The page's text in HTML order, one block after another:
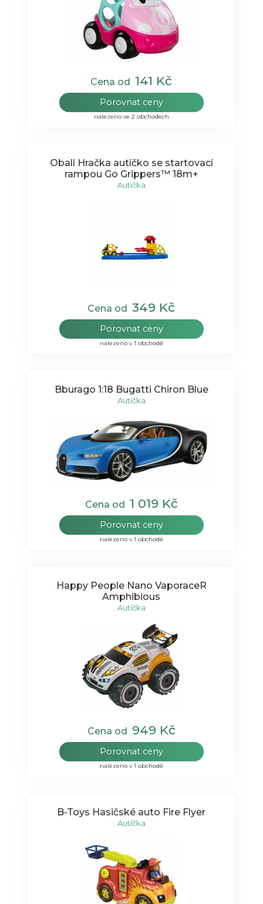
Cena od141 Kč
Porovnat ceny
nalezeno ve 2 obchodech
Oball Hračka autíčko se startovací
rampou Go Grippers™ 18m+
Autíčka
Cena od349 Kč
Porovnat ceny
nalezeno v 1 obchodě
Bburago 1:18 Bugatti Chiron Blue
Autíčka
Cena od 1 019 Kč
Porovnat ceny
nalezeno v 1 obchodě
Happy People Nano VaporaceR
Amphibious
Autíčka
Cena od 949 Kč
Porovnat ceny
nalezeno v 1 obchodě
B-Toys Hasičské auto Fire Flyer
Autíčka